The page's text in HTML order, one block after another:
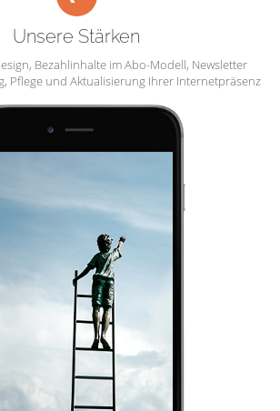
Unsere Stärken
Bezahlinhalte im Abo-Modell, Newsletter
Pflege und Aktualisierung Ihrer Internetpräsenz